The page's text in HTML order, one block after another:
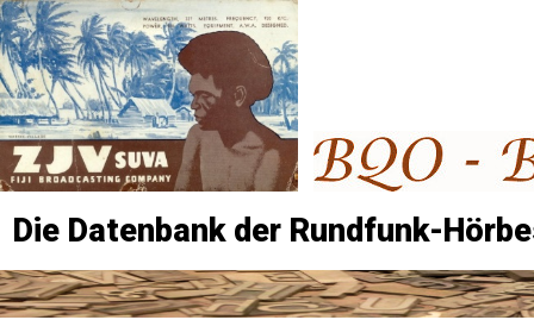
Die Datenbank der Rundfunk-